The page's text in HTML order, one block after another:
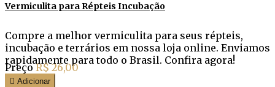
Vermiculita para Répteis Incubação
Compre a melhor vermiculita para seus répteis,
incubação e terrários em nossa loja online. Enviamos
rapidamente para todo o Brasil. Confira agora!
Preço R$ 26,00
 Adicionar